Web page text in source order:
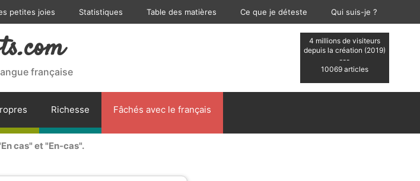
petites joies Statistiques Table des matières Ce que je déteste Qui suis-je ?
4 millions de visiteurs
depuis la création (2019)
---
10069 articles
française
Richesse Fâchés avec le français
cas" et "En-cas".